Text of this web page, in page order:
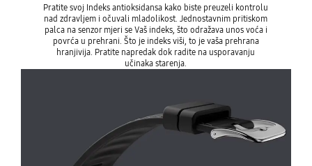
Pratite svoj Indeks antioksidansa kako biste preuzeli kontrolu
nad zdravljem i očuvali mladolikost. Jednostavnim pritiskom
palca na senzor mjeri se Vaš indeks, što odražava unos voća i
povrća u prehrani. Što je indeks viši, to je vaša prehrana
hranjivija. Pratite napredak dok radite na usporavanju
učinaka starenja.